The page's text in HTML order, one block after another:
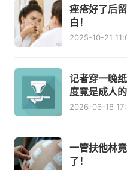
痤疮好了后
白！
2025-10-21
记者穿一晚
度竟是成人的
2026-06-18
一管扶他林
了！